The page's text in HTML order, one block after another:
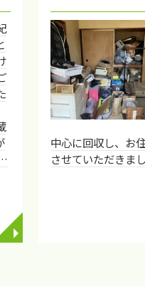
◥
中心に回収し、お
させていただきま